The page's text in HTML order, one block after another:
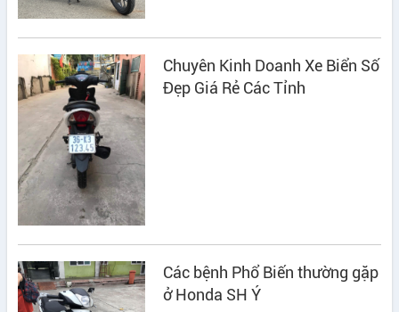
Chuyên Kinh Doanh Xe Biển Số
Đẹp Giá Rẻ Các Tỉnh
Các bệnh Phổ Biến thường gặp
ở Honda SH Ý